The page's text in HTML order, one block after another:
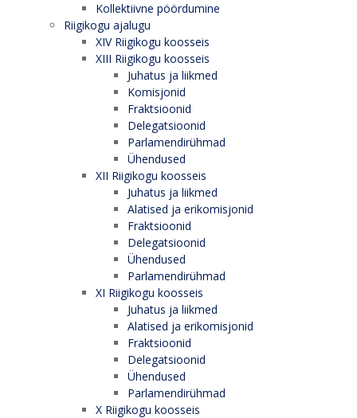
Kollektiivne pöördumine
Riigikogu ajalugu
XIV Riigikogu koosseis
XIII Riigikogu koosseis
Juhatus ja liikmed
Komisjonid
Fraktsioonid
Delegatsioonid
Parlamendirühmad
Ühendused
XII Riigikogu koosseis
Juhatus ja liikmed
Alatised ja erikomisjonid
Fraktsioonid
Delegatsioonid
Ühendused
Parlamendirühmad
XI Riigikogu koosseis
Juhatus ja liikmed
Alatised ja erikomisjonid
Fraktsioonid
Delegatsioonid
Ühendused
Parlamendirühmad
X Riigikogu koosseis